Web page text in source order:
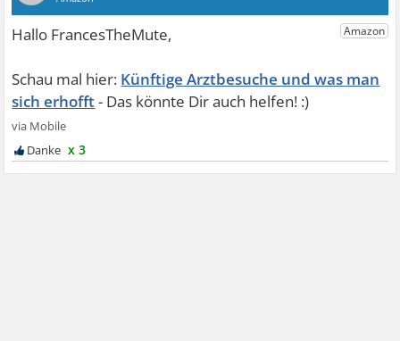
Künftige Arztbesuche und was man
sich erhofft
x 3